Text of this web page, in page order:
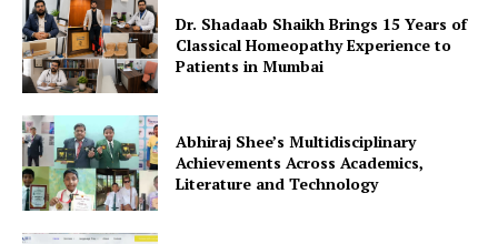
Dr. Shadaab Shaikh Brings 15 Years of
Classical Homeopathy Experience to
Patients in Mumbai
Abhiraj Shee’s Multidisciplinary
Achievements Across Academics,
Literature and Technology